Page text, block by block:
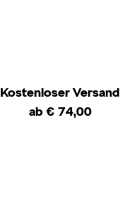
Kostenloser Versand
ab € 74,00